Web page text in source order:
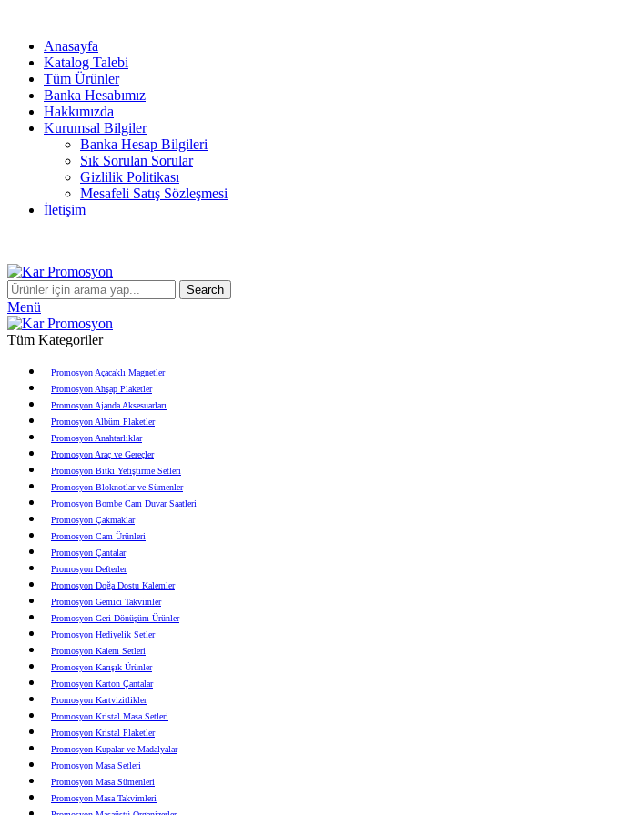
Anasayfa
Katalog Talebi
Tüm Ürünler
Banka Hesabımız
Hakkımızda
Kurumsal Bilgiler
Banka Hesap Bilgileri
Sık Sorulan Sorular
Gizlilik Politikası
Mesafeli Satış Sözleşmesi
İletişim
Search
Menü
Tüm Kategoriler
Promosyon Açacaklı Magnetler
Promosyon Ahşap Plaketler
Promosyon Ajanda Aksesuarları
Promosyon Albüm Plaketler
Promosyon Anahtarlıklar
Promosyon Araç ve Gereçler
Promosyon Bitki Yetiştirme Setleri
Promosyon Bloknotlar ve Sümenler
Promosyon Bombe Cam Duvar Saatleri
Promosyon Çakmaklar
Promosyon Cam Ürünleri
Promosyon Çantalar
Promosyon Defterler
Promosyon Doğa Dostu Kalemler
Promosyon Gemici Takvimler
Promosyon Geri Dönüşüm Ürünler
Promosyon Hediyelik Setler
Promosyon Kalem Setleri
Promosyon Karışık Ürünler
Promosyon Karton Çantalar
Promosyon Kartvizitlikler
Promosyon Kristal Masa Setleri
Promosyon Kristal Plaketler
Promosyon Kupalar ve Madalyalar
Promosyon Masa Setleri
Promosyon Masa Sümenleri
Promosyon Masa Takvimleri